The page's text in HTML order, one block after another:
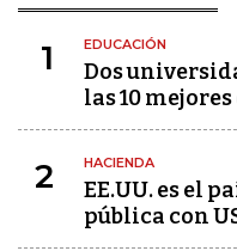
1 EDUCACIÓN
Dos
las 10
2 HACIENDA
EE.UU. es el
pública con